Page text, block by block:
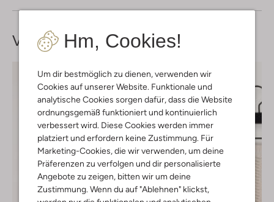
Hm, Cookies!
Um dir bestmöglich zu dienen, verwenden wir
Cookies auf unserer Website. Funktionale und
analytische Cookies sorgen dafür, dass die Website
ordnungsgemäß funktioniert und kontinuierlich
verbessert wird. Diese Cookies werden immer
platziert und erfordern keine Zustimmung. Für
Marketing-Cookies, die wir verwenden, um deine
Präferenzen zu verfolgen und dir personalisierte
Angebote zu zeigen, bitten wir um deine
Zustimmung. Wenn du auf "Ablehnen" klickst,
Vervollständige deinenLook